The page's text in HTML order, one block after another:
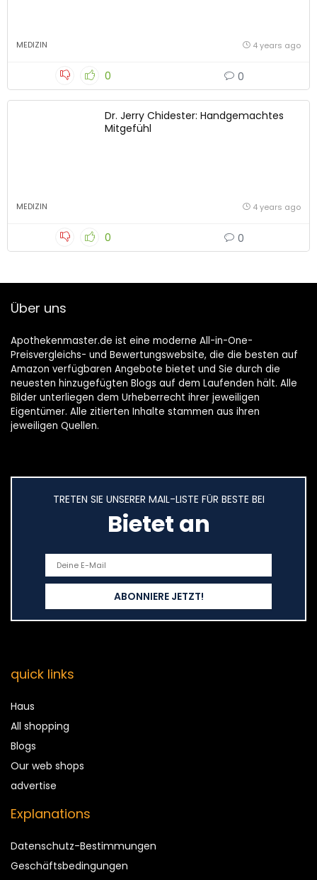
MEDIZIN 4 years ago
0 0
Dr. Jerry Chidester: Handgemachtes
Mitgefühl
MEDIZIN 4 years ago
0 0
Über uns
Apothekenmaster.de ist eine moderne All-in-One-
Preisvergleichs- und Bewertungswebsite, die die besten auf
Amazon verfügbaren Angebote bietet und Sie durch die
neuesten hinzugefügten Blogs auf dem Laufenden hält. Alle
Bilder unterliegen dem Urheberrecht ihrer jeweiligen
Eigentümer. Alle zitierten Inhalte stammen aus ihren
jeweiligen Quellen.
TRETEN SIE UNSERER MAIL-LISTE FÜR BESTE BEI
Bietet an
quick links
Haus
All shopping
Blogs
Our web shops
advertise
Explanations
Datenschutz-Bestimmungen
Geschäftsbedingungen